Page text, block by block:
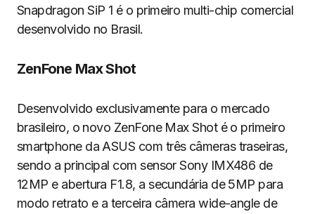
Snapdragon SiP 1 é o primeiro multi-chip comercial
desenvolvido no Brasil.
ZenFone Max Shot
Desenvolvido exclusivamente para o mercado
brasileiro, o novo ZenFone Max Shot é o primeiro
smartphone da ASUS com três câmeras traseiras,
sendo a principal com sensor Sony IMX486 de
12MP e abertura F1.8, a secundária de 5MP para
modo retrato e a terceira câmera wide-angle de